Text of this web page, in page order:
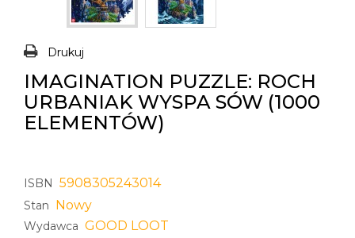
Drukuj
IMAGINATION PUZZLE: ROCH
URBANIAK WYSPA SÓW (1000
ELEMENTÓW)
ISBN 5908305243014
Stan Nowy
Wydawca GOOD LOOT